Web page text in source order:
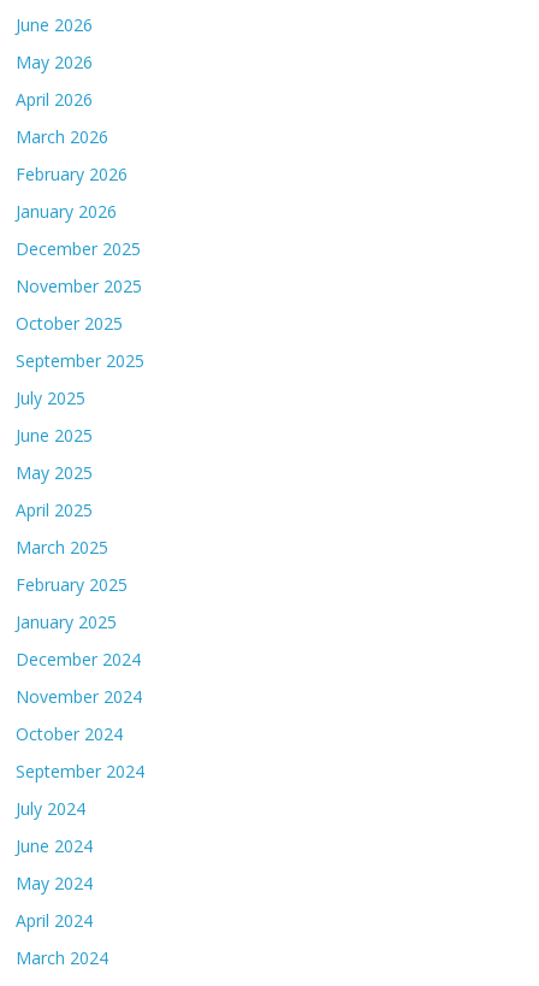
June 2026
May 2026
April 2026
March 2026
February 2026
January 2026
December 2025
November 2025
October 2025
September 2025
July 2025
June 2025
May 2025
April 2025
March 2025
February 2025
January 2025
December 2024
November 2024
October 2024
September 2024
July 2024
June 2024
May 2024
April 2024
March 2024